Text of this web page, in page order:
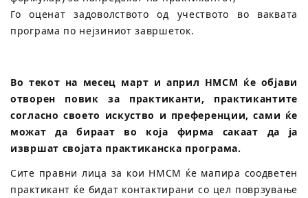
Го оценат задоволството од учеството во ваквата
програма по нејзиниот завршеток.
Во текот на месец март и април НМСМ ќе објави
отворен повик за практиканти, практикантите
согласно своето искуство и преференции, сами ќе
можат да бираат во која фирма сакаат да ја
извршат својата практиканска програма.
Сите правни лица за кои НМСМ ќе мапира соодветен
практикант ќе бидат контактирани со цел поврзување